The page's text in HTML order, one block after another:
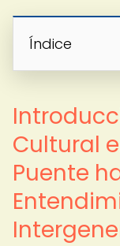
Índice
Cultural
Puente